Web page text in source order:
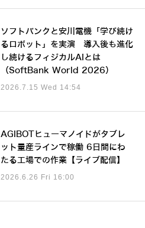
ソフトバンクと安川電機「学び続け
るロボット」を実演 導入後も進化
し続けるフィジカルAIとは
（SoftBank World 2026）
2026.7.15 Wed 14:54
AGIBOTヒューマノイドがタブレ
ット量産ラインで稼働 6日間にわ
たる工場での作業【ライブ配信】
2026.6.26 Fri 16:00